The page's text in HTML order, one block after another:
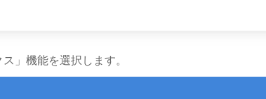
」機能を選択します。